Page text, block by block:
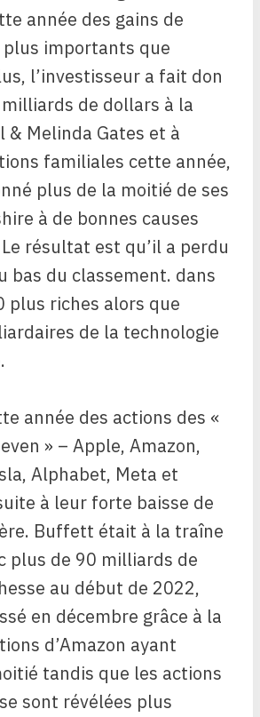
année des gains de
plus importants que
l’investisseur a fait don
milliards de dollars à la
& Melinda Gates et à
familiales cette année,
plus de la moitié de ses
à de bonnes causes
résultat est qu’il a perdu
bas du classement. dans
plus riches alors que
de la technologie
année des actions des «
» – Apple, Amazon,
Alphabet, Meta et
à leur forte baisse de
Buffett était à la traîne
plus de 90 milliards de
au début de 2022,
en décembre grâce à la
d’Amazon ayant
tandis que les actions
sont révélées plus